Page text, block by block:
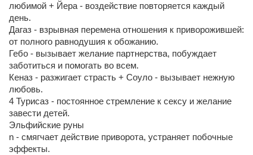
любимой + Йера - воздействие повторяется каждый
день.
Дагаз - взрывная перемена отношения к приворожившей:
от полного равнодушия к обожанию.
Гебо - вызывает желание партнерства, побуждает
заботиться и помогать во всем.
Кеназ - разжигает страсть + Соуло - вызывает нежную
любовь.
4 Турисаз - постоянное стремление к сексу и желание
завести детей.
Эльфийские руны
n - смягчает действие приворота, устраняет побочные
эффекты.